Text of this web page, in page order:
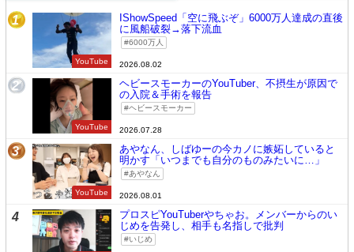
1
YouTube
IShowSpeed「空に飛ぶぞ」6000万人達成の直後
に風船破裂→落下流血
6000万人
2026.08.02
2
YouTube
ヘビースモーカーのYouTuber、不摂生が原因で
の入院＆手術を報告
ヘビースモーカー
2026.07.28
3
YouTube
あやなん、しばゆーの今カノに嫉妬していると
明かす「いつまでも自分のものみたいに…」
あやなん
2026.08.01
4
プロスピYouTuberやちゃお。メンバーからのい
じめを告発し、相手も名指しで批判
いじめ